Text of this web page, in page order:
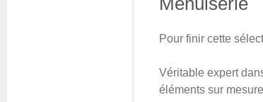
Pour finir cette
Véritable expert
éléments sur